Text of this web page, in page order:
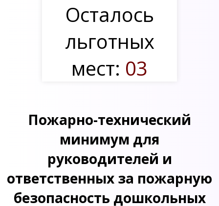
Осталось
льготных
мест: 03
Пожарно-технический
минимум для
руководителей и
ответственных за пожарную
безопасность дошкольных